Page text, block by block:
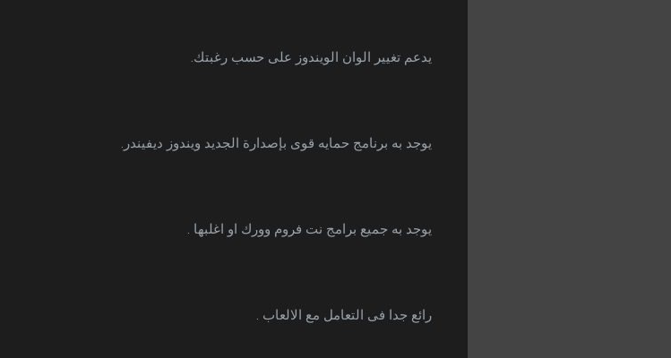
يدعم تغيير الوان الويندوز على حسب رغبتك.
يوجد به برنامج حمايه قوى بإصدارة الجديد ويندوز ديفيندر.
يوجد به جميع برامج نت فروم وورك او اغلبها .
رائع جدا فى التعامل مع الالعاب .